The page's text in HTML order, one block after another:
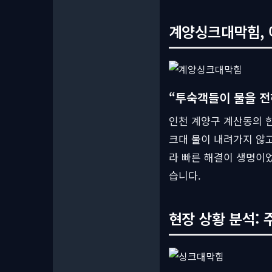
계양싱크대막힘,
“투숙객들이 물을
인천 계양구 계산동의
크대 물이 내려가지 않
라 빠른 해결이 생명이
습니다.
현장 상황 분석: